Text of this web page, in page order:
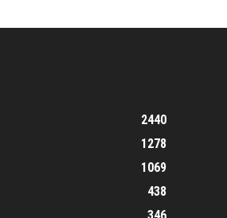
2440
1278
1069
438